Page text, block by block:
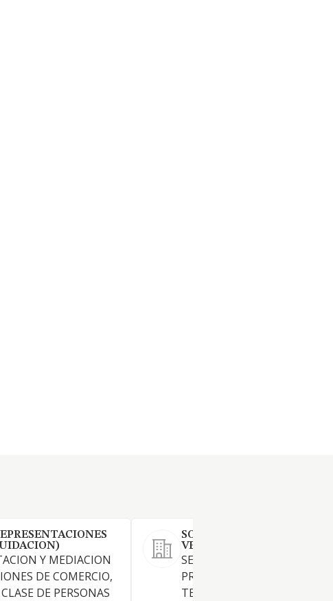
Y MEDIACION
DE COMERCIO,
DE PERSONAS
SOREL INVESTMENTS &
VENTURES SL
SERVICIOS DE TELEMATICA Y
PROMOCION DE NUEVAS
TECNOLOGIAS EN LOS